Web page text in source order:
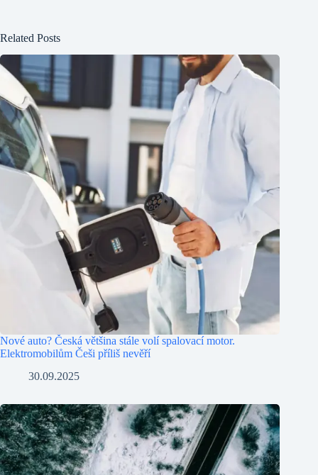
Related Posts
Nové auto? Česká většina stále volí spalovací motor.
Elektromobilům Češi příliš nevěří
30.09.2025